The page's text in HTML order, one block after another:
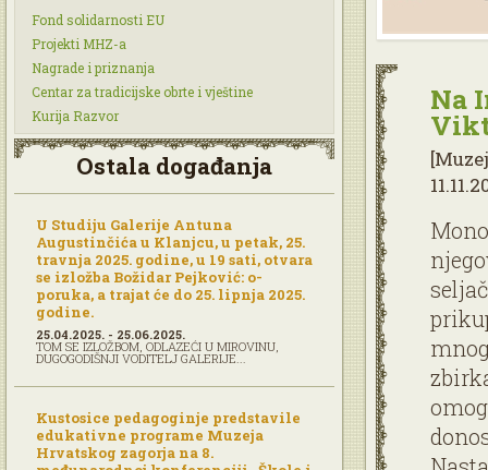
Fond solidarnosti EU
Projekti MHZ-a
Nagrade i priznanja
Centar za tradicijske obrte i vještine
Kurija Razvor
Ostala događanja
U Studiju Galerije Antuna
Augustinčića u Klanjcu, u petak, 25.
travnja 2025. godine, u 19 sati, otvara
se izložba Božidar Pejković: o-
poruka, a trajat će do 25. lipnja 2025.
godine.
25.04.2025. - 25.06.2025.
TOM SE IZLOŽBOM, ODLAZEĆI U MIROVINU,
DUGOGODIŠNJI VODITELJ GALERIJE...
Kustosice pedagoginje predstavile
edukativne programe Muzeja
Hrvatskog zagorja na 8.
Na